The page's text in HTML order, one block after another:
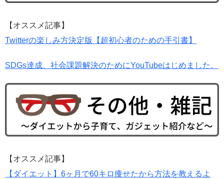
【オススメ記事】
Twitterの楽しみ方決定版【超初心者のための手引書】
SDGs達成、社会課題解決のためにYouTubeはじめました。
【オススメ記事】
【ダイエット】6ヶ月で60キロ痩せたから方法を教えるよ